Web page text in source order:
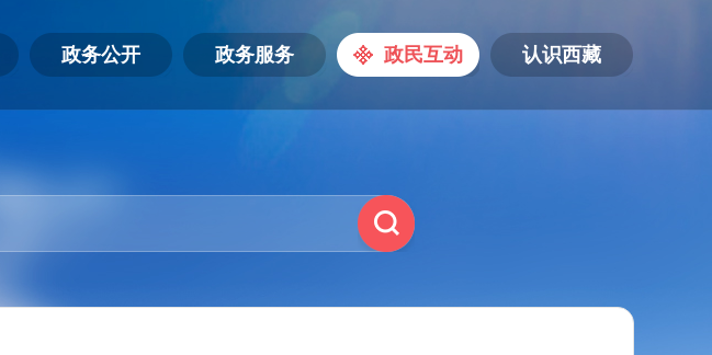
政务公开 政务服务 政民互动 认识西藏